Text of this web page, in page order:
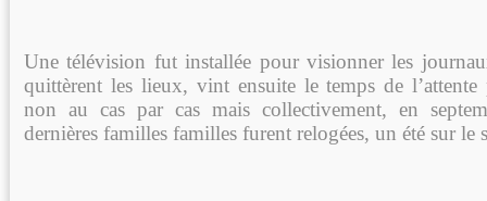
Une télévision fut installée pour visionner les
quittèrent les lieux, vint ensuite le temps de
non au cas par cas mais collectivement, en
dernières familles familles furent relogées, un été sur le